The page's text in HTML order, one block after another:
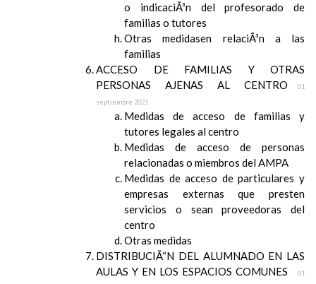
o indicaciÃ³n del profesorado de
familias o tutores
Otras medidasen relaciÃ³n a las
familias
ACCESO DE FAMILIAS Y OTRAS
PERSONAS AJENAS AL CENTRO
01
septiembre 2021
Medidas de acceso de familias y
tutores legales al centro
Medidas de acceso de personas
relacionadas o miembros del AMPA
Medidas de acceso de particulares y
empresas externas que presten
servicios o sean proveedoras del
centro
Otras medidas
DISTRIBUCIÃ“N DEL ALUMNADO EN LAS
AULAS Y EN LOS ESPACIOS COMUNES
01